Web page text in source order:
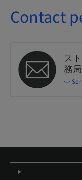
Contact
ス
務局